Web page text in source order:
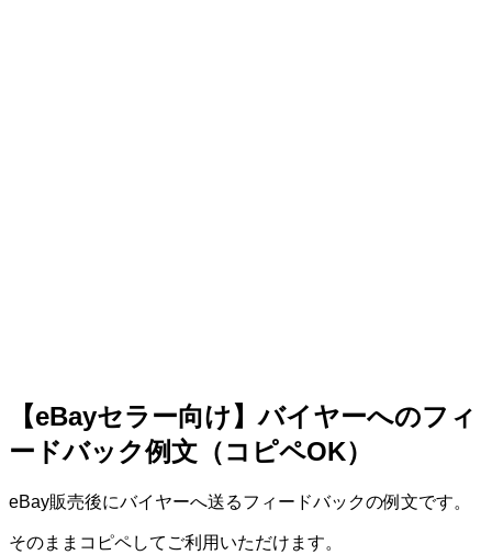
【eBayセラー向け】バイヤーへのフィ
ードバック例文（コピペOK）
eBay販売後にバイヤーへ送るフィードバックの例文です。
そのままコピペしてご利用いただけます。